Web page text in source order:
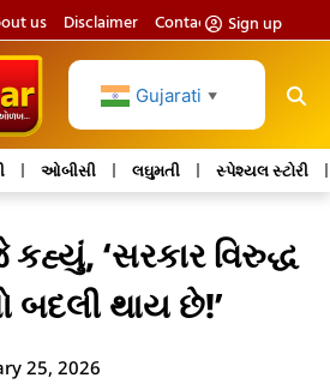
us Disclaimer Contact usSign up
Gujarati ▼
ઓબીસી લઘુમતી સ્પેશ્યલ સ્ટોરી
‘સરકાર વિરુદ્ધ
બદલી થાય છે!’
25, 2026